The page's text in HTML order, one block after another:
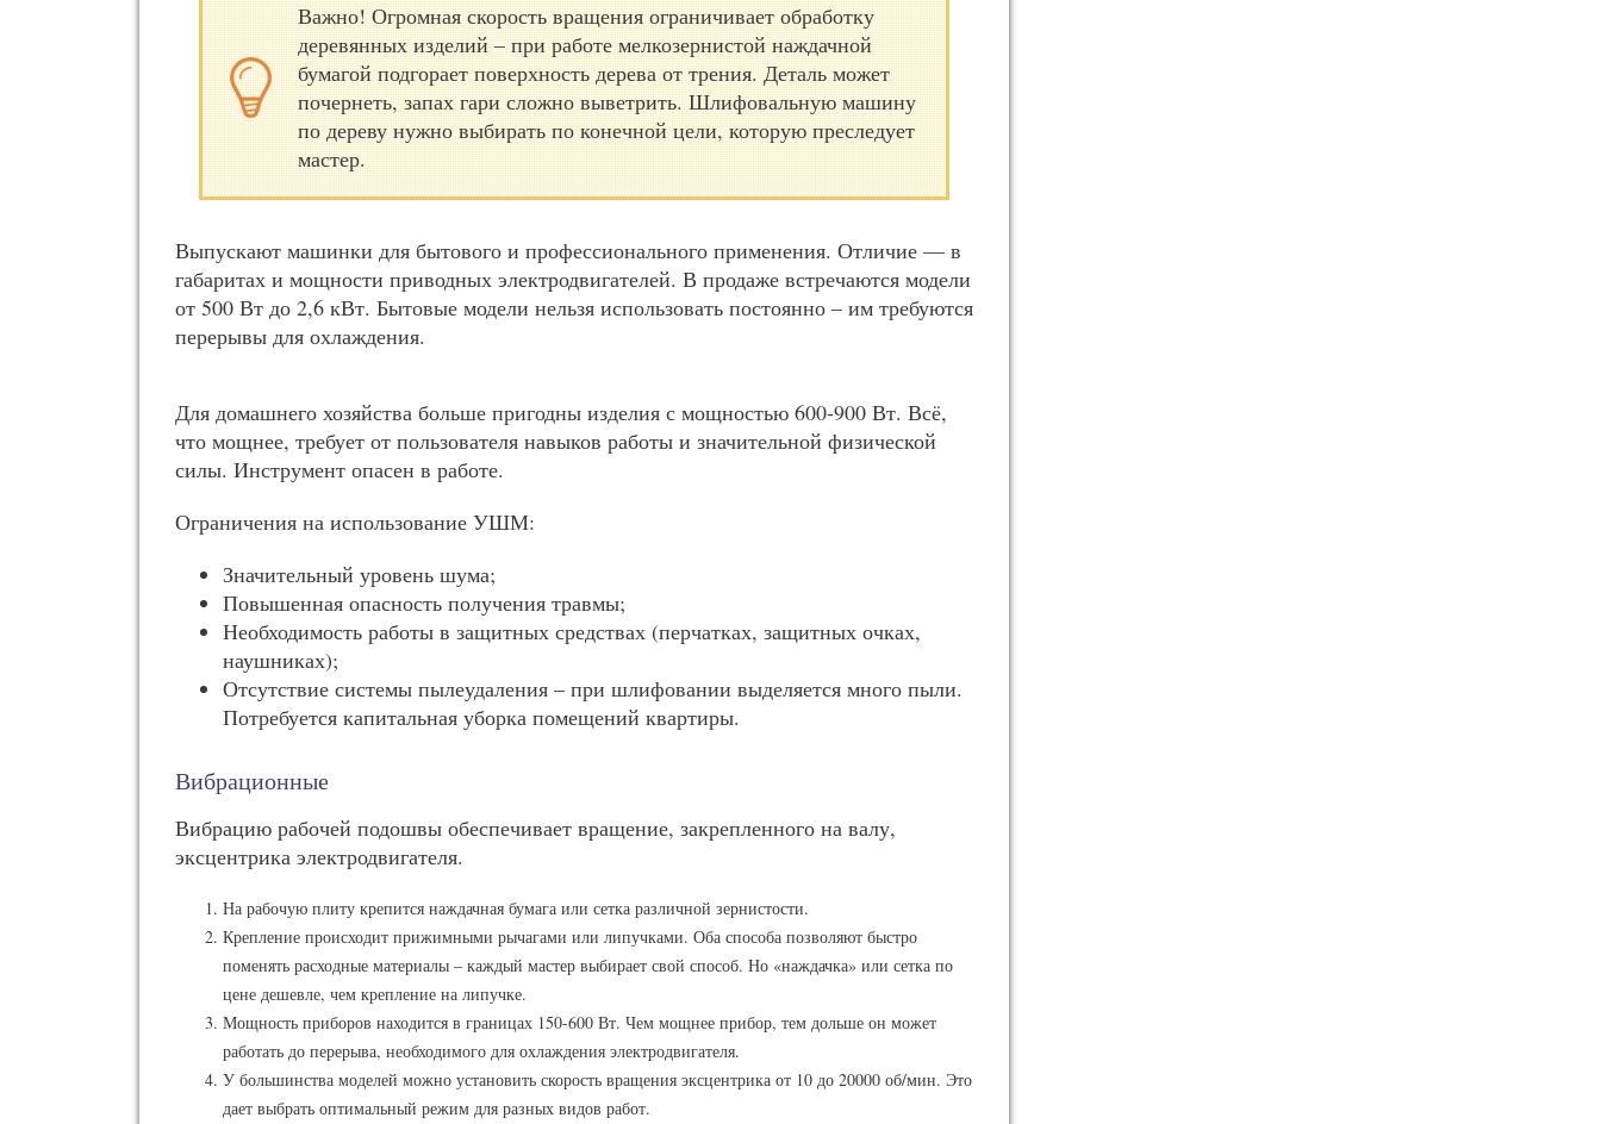
Важно! Огромная скорость вращения ограничивает обработку
деревянных изделий – при работе мелкозернистой наждачной
бумагой подгорает поверхность дерева от трения. Деталь может
почернеть, запах гари сложно выветрить. Шлифовальную машину
по дереву нужно выбирать по конечной цели, которую преследует
мастер.
Выпускают машинки для бытового и профессионального применения. Отличие — в
габаритах и мощности приводных электродвигателей. В продаже встречаются модели
от 500 Вт до 2,6 кВт. Бытовые модели нельзя использовать постоянно – им требуются
перерывы для охлаждения.
Для домашнего хозяйства больше пригодны изделия с мощностью 600-900 Вт. Всё,
что мощнее, требует от пользователя навыков работы и значительной физической
силы. Инструмент опасен в работе.
Ограничения на использование УШМ:
Значительный уровень шума;
Повышенная опасность получения травмы;
Необходимость работы в защитных средствах (перчатках, защитных очках,
наушниках);
Отсутствие системы пылеудаления – при шлифовании выделяется много пыли.
Потребуется капитальная уборка помещений квартиры.
Вибрационные
Вибрацию рабочей подошвы обеспечивает вращение, закрепленного на валу,
эксцентрика электродвигателя.
На рабочую плиту крепится наждачная бумага или сетка различной зернистости.
Крепление происходит прижимными рычагами или липучками. Оба способа позволяют быстро
поменять расходные материалы – каждый мастер выбирает свой способ. Но «наждачка» или сетка по
цене дешевле, чем крепление на липучке.
Мощность приборов находится в границах 150-600 Вт. Чем мощнее прибор, тем дольше он может
работать до перерыва, необходимого для охлаждения электродвигателя.
У большинства моделей можно установить скорость вращения эксцентрика от 10 до 20000 об/мин. Это
дает выбрать оптимальный режим для разных видов работ.